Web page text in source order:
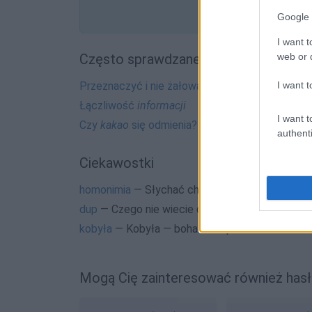
Google
I want
web or
I want
I want
Często sprawdzane
Przeznaczyć i nie żałować
Łączliwość informacji
Czy kakao się odmienia?
Ciekawostki
homonimia — Słychać chrupanie? To żonę
dup — Czego nie wiecie o dupiu
kobyła — Kobyła — bohaterka palindromów
Mogą Cię zainteresować również